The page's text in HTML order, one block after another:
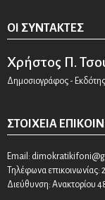
ΟΙ ΣΥΝΤΆΚΤΕΣ
Χρήστος Π.
Δημοσιογράφος -
ΣΤΟΙΧΕΊΑ
Email:
Τηλέφωνα επικοινωνίας:
Διεύθυνση: Ανακτορίου